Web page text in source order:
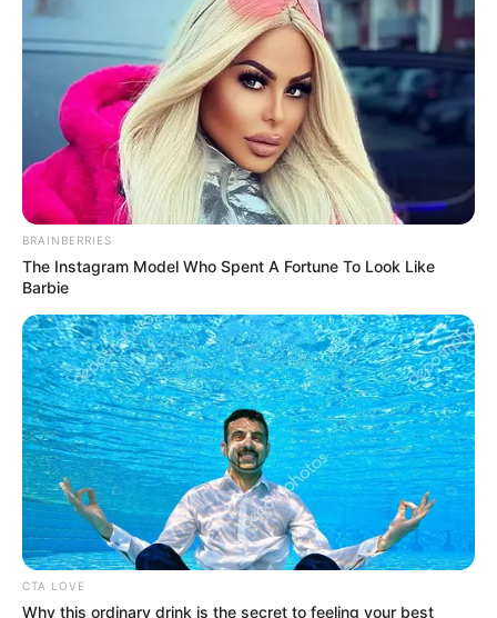
FILM
Sinopsis The Burnt Orange
BRAINBERRIES
The Instagram Model Who Spent A Fortune To Look Like
Barbie
CTA LOVE
Why this ordinary drink is the secret to feeling your best